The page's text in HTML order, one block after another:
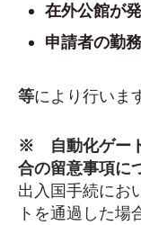
在外公館が
申請者の勤
等により行いま
※ 自動化ゲー
合の留意事項に
出入国手続にお
トを通過した場